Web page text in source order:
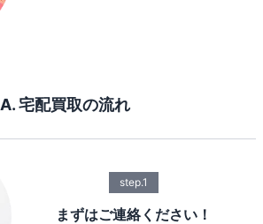
A. 宅配買取の流れ
step.1
まずはご連絡ください！